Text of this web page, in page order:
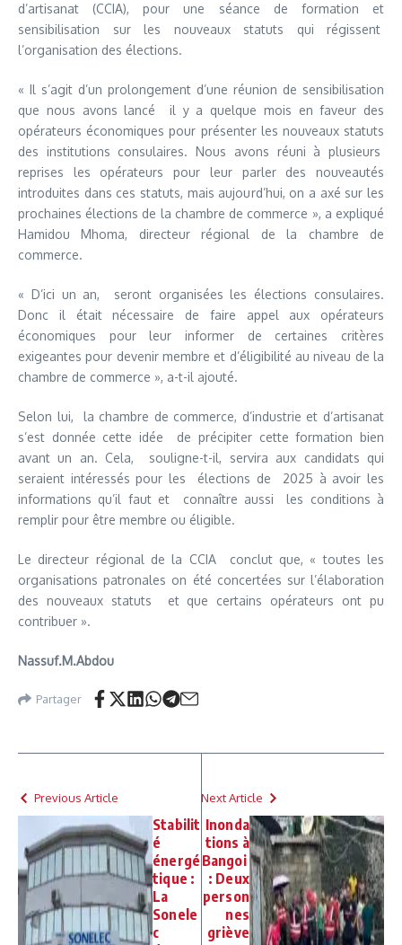
d’artisanat (CCIA), pour une séance de formation et
sensibilisation sur les nouveaux statuts qui régissent
l’organisation des élections.
« Il s’agit d’un prolongement d’une réunion de sensibilisation
que nous avons lancé il y a quelque mois en faveur des
opérateurs économiques pour présenter les nouveaux statuts
des institutions consulaires. Nous avons réuni à plusieurs
reprises les opérateurs pour leur parler des nouveautés
introduites dans ces statuts, mais aujourd’hui, on a axé sur les
prochaines élections de la chambre de commerce », a expliqué
Hamidou Mhoma, directeur régional de la chambre de
commerce.
« D’ici un an, seront organisées les élections consulaires.
Donc il était nécessaire de faire appel aux opérateurs
économiques pour leur informer de certaines critères
exigeantes pour devenir membre et d’éligibilité au niveau de la
chambre de commerce », a-t-il ajouté.
Selon lui, la chambre de commerce, d’industrie et d’artisanat
s’est donnée cette idée de précipiter cette formation bien
avant un an. Cela, souligne-t-il, servira aux candidats qui
seraient intéressés pour les élections de 2025 à avoir les
informations qu’il faut et connaître aussi les conditions à
remplir pour être membre ou éligible.
Le directeur régional de la CCIA conclut que, « toutes les
organisations patronales on été concertées sur l’élaboration
des nouveaux statuts et que certains opérateurs ont pu
contribuer ».
Nassuf.M.Abdou
Partager
Previous Article
Stabilit
é
énergé
tique :
La
Sonele
c
Next Article
Inonda
tions à
Bangoi
: Deux
person
nes
griève